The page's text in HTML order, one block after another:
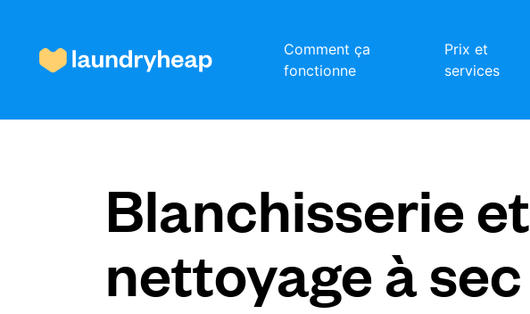
Comment ça
fonctionne
Prix et
services
Prix et services
À propos de nous
Blanchisserie et
nettoyage à sec